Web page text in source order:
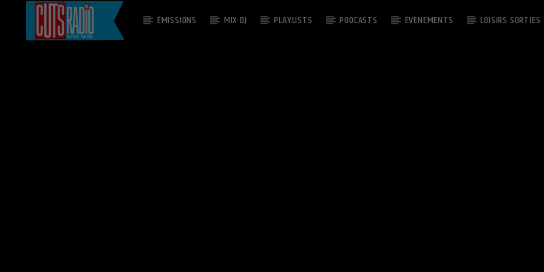
ÉMISSIONS MIX DJ PLAYLISTS PODCASTS ÉVÈNEMENTS LOISIRS SORTIES